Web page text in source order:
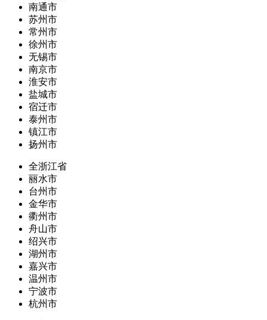
南通市
苏州市
常州市
徐州市
无锡市
南京市
淮安市
盐城市
宿迁市
泰州市
镇江市
扬州市
全浙江省
丽水市
台州市
金华市
衢州市
舟山市
绍兴市
湖州市
嘉兴市
温州市
宁波市
杭州市